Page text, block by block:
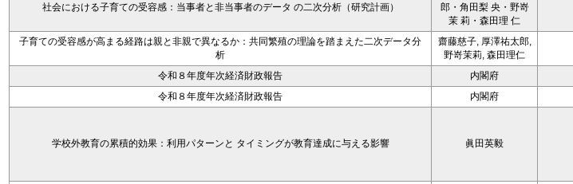
社会における子育ての受容感：当事者と非当事者のデータ の二次分析（研究計画）
郎・角田梨 央・野嵜
茉 莉・森田理 仁
子育ての受容感が高まる経路は親と非親で異なるか：共同繁殖の理論を踏まえた二次データ分
析
齋藤慈子, 厚澤祐太郎,
野嵜茉莉, 森田理仁
令和８年度年次経済財政報告 内閣府
令和８年度年次経済財政報告
内閣府
学校外教育の累積的効果：利用パターンと タイミングが教育達成に与える影響 眞田英毅